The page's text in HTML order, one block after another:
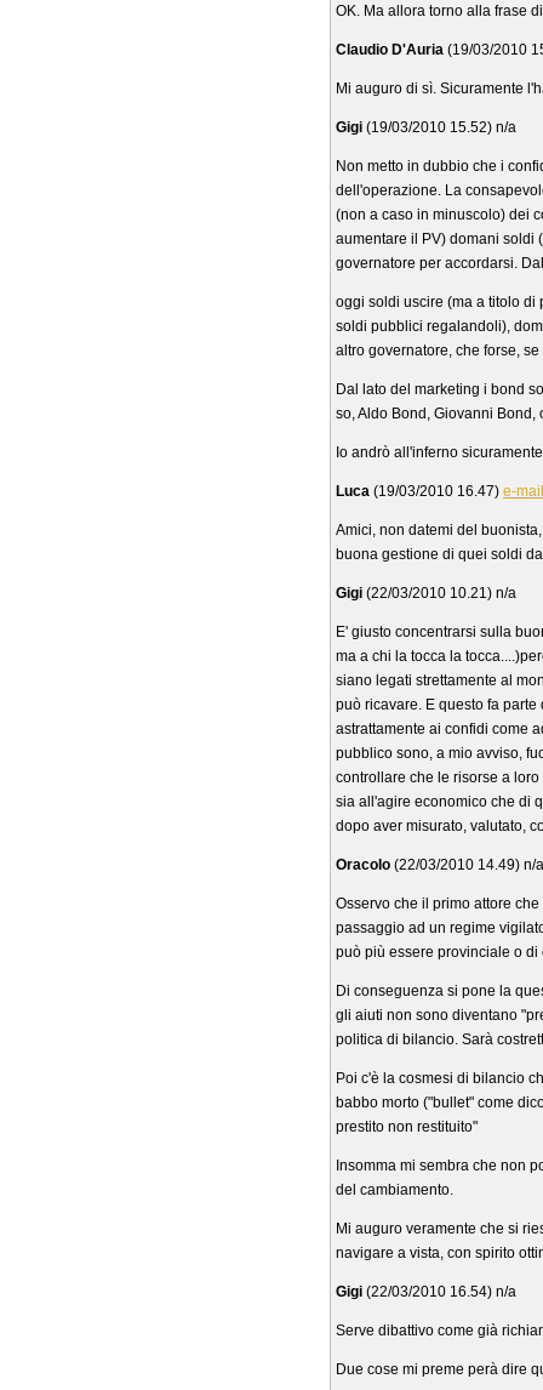
OK. Ma allora torno alla frase
Claudio D'Auria (19/03/2010
Mi auguro di sì. Sicuramente
Gigi (19/03/2010 15.52) n/a
Non metto in dubbio che i
dell'operazione. La
(non a caso in minuscolo) dei
aumentare il PV) domani soldi
governatore per accordarsi.
oggi soldi uscire (ma a titolo
soldi pubblici regalandoli),
altro governatore, che forse,
Dal lato del marketing i bond
so, Aldo Bond, Giovanni Bond,
Io andrò all'inferno
Luca (19/03/2010 16.47) e-mail
Amici, non datemi del
buona gestione di quei soldi
Gigi (22/03/2010 10.21) n/a
E' giusto concentrarsi sulla
ma a chi la tocca la
siano legati strettamente al
può ricavare. E questo fa
astrattamente ai confidi come
pubblico sono, a mio avviso,
controllare che le risorse a
sia all'agire economico che di
dopo aver misurato, valutato,
Oracolo (22/03/2010 14.49) n/a
Osservo che il primo attore
passaggio ad un regime
può più essere provinciale o
Di conseguenza si pone la
gli aiuti non sono diventano
politica di bilancio. Sarà
Poi c'è la cosmesi di bilancio
babbo morto ("bullet" come
prestito non restituito"
Insomma mi sembra che non
del cambiamento.
Mi auguro veramente che si
navigare a vista, con spirito
Gigi (22/03/2010 16.54) n/a
Serve dibattivo come già
Due cose mi preme perà dire